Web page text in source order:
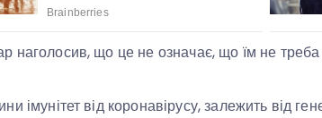
наголосив, що це не означає, що їм не
імунітет від коронавірусу, залежить від